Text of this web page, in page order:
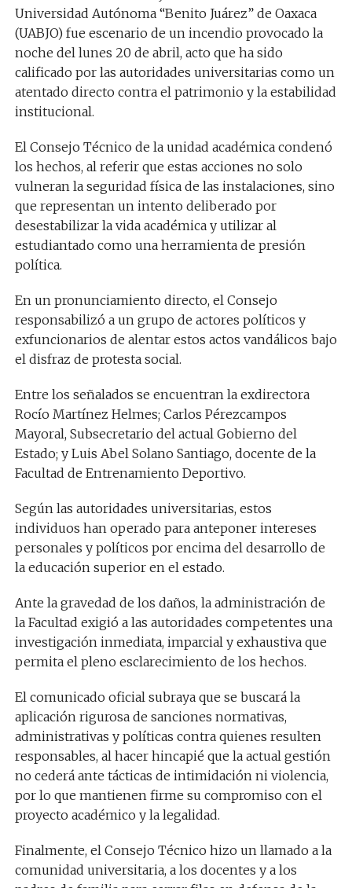
Universidad Autónoma “Benito Juárez” de Oaxaca
(UABJO) fue escenario de un incendio provocado la
noche del lunes 20 de abril, acto que ha sido
calificado por las autoridades universitarias como un
atentado directo contra el patrimonio y la estabilidad
institucional.
El Consejo Técnico de la unidad académica condenó
los hechos, al referir que estas acciones no solo
vulneran la seguridad física de las instalaciones, sino
que representan un intento deliberado por
desestabilizar la vida académica y utilizar al
estudiantado como una herramienta de presión
política.
En un pronunciamiento directo, el Consejo
responsabilizó a un grupo de actores políticos y
exfuncionarios de alentar estos actos vandálicos bajo
el disfraz de protesta social.
Entre los señalados se encuentran la exdirectora
Rocío Martínez Helmes; Carlos Pérezcampos
Mayoral, Subsecretario del actual Gobierno del
Estado; y Luis Abel Solano Santiago, docente de la
Facultad de Entrenamiento Deportivo.
Según las autoridades universitarias, estos
individuos han operado para anteponer intereses
personales y políticos por encima del desarrollo de
la educación superior en el estado.
Ante la gravedad de los daños, la administración de
la Facultad exigió a las autoridades competentes una
investigación inmediata, imparcial y exhaustiva que
permita el pleno esclarecimiento de los hechos.
El comunicado oficial subraya que se buscará la
aplicación rigurosa de sanciones normativas,
administrativas y políticas contra quienes resulten
responsables, al hacer hincapié que la actual gestión
no cederá ante tácticas de intimidación ni violencia,
por lo que mantienen firme su compromiso con el
proyecto académico y la legalidad.
Finalmente, el Consejo Técnico hizo un llamado a la
comunidad universitaria, a los docentes y a los